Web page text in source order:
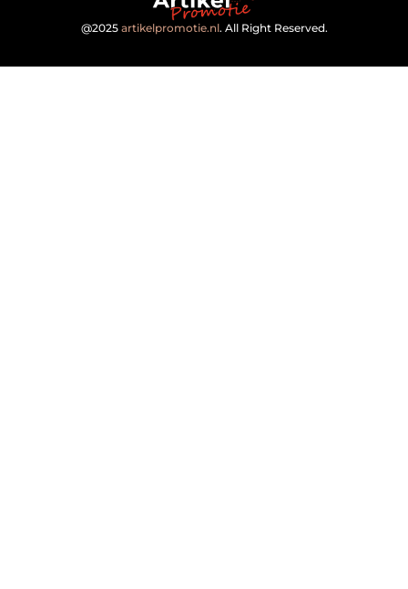
@2025 artikelpromotie.nl. All Right Reserved.